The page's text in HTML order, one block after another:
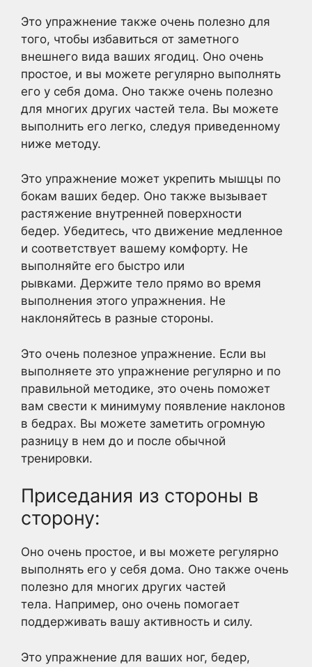
Это упражнение также очень полезно для
того, чтобы избавиться от заметного
внешнего вида ваших ягодиц. Оно очень
простое, и вы можете регулярно выполнять
его у себя дома. Оно также очень полезно
для многих других частей тела. Вы можете
выполнить его легко, следуя приведенному
ниже методу.
Это упражнение может укрепить мышцы по
бокам ваших бедер. Оно также вызывает
растяжение внутренней поверхности
бедер. Убедитесь, что движение медленное
и соответствует вашему комфорту. Не
выполняйте его быстро или
рывками. Держите тело прямо во время
выполнения этого упражнения. Не
наклоняйтесь в разные стороны.
Это очень полезное упражнение. Если вы
выполняете это упражнение регулярно и по
правильной методике, это очень поможет
вам свести к минимуму появление наклонов
в бедрах. Вы можете заметить огромную
разницу в нем до и после обычной
тренировки.
Приседания из стороны в
сторону:
Оно очень простое, и вы можете регулярно
выполнять его у себя дома. Оно также очень
полезно для многих других частей
тела. Например, оно очень помогает
поддерживать вашу активность и силу.
Это упражнение для ваших ног, бедер,